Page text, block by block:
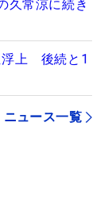
久常涼に続き
浮上 後続と1
ニュース一覧